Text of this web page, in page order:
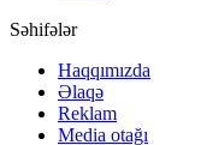
Səhifələr
Haqqımızda
Əlaqə
Reklam
Media otağı